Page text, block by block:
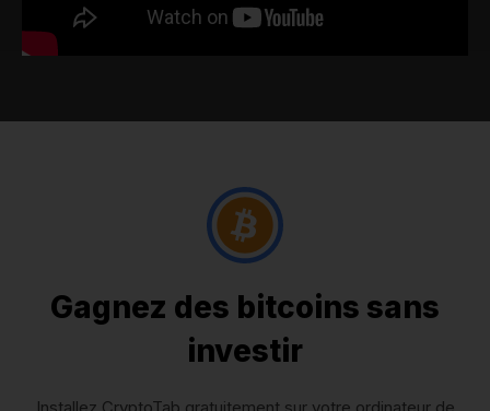
Gagnez des bitcoins sans
investir